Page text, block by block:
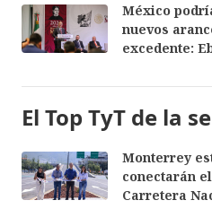
México
nuevos
excedente:
El Top TyT de la
Monterrey
conectarán
Carretera